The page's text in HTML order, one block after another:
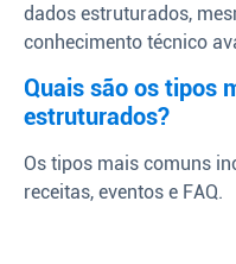
dados estruturados,
conhecimento técnico
Quais são os tipos
estruturados?
Os tipos mais comuns
receitas, eventos e FAQ.